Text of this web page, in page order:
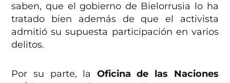
saben, que el gobierno de Bielorrusia lo ha
tratado bien además de que el activista
admitió su supuesta participación en varios
delitos.
Por su parte, la Oficina de las Naciones